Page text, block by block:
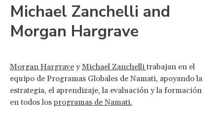
Michael Zanchelli and
Morgan Hargrave
Morgan Hargrave yMichael Zanchelli trabajan en el
equipo de Programas Globales de Namati, apoyando la
estrategia, el aprendizaje, la evaluación y la formación
en todos losprogramas de Namati.